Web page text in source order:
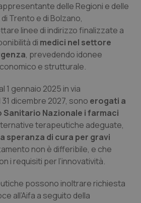
delle Regioni e delle
Trento e di Bolzano,
linee di indirizzo finalizzate a
di medici nel settore
, prevedendo idonee
e strutturale.
1 gennaio 2025 in via
dicembre 2027, sono erogati a
Sanitario Nazionale i farmaci
terapeutiche adeguate,
speranza di cura per gravi
non è differibile, e che
i requisiti per l’innovatività.
possono inoltrare richiesta
all’Aifa a seguito della